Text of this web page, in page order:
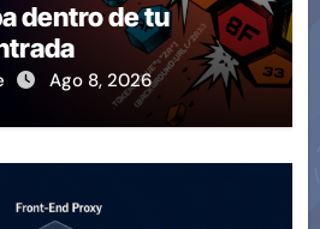
dentro de tu
Ago 8, 2026